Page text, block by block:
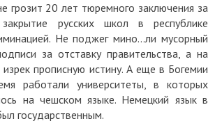
грозит 20 лет тюремного заключения за
русских школ в республике
Не поджег мино…ли мусорный
за отставку правительства, а на
изрек прописную истину. А еще в Богемии
работали университеты, в которых
на чешском языке. Немецкий язык в
государственным.